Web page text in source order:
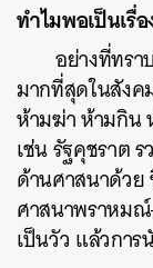
ทำไมพอเป็นเรื่
อย่างที่ทร
มากที่สุดในสังค
ห้ามฆ่า ห้ามกิน
เช่น รัฐคุชราต
ด้านศาสนาด้วย
ศาสนาพราหม
เป็นวัว แล้วกา